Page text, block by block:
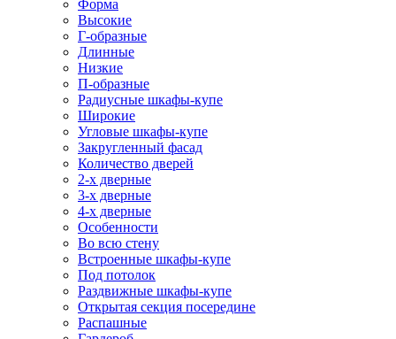
Форма
Высокие
Г-образные
Длинные
Низкие
П-образные
Радиусные шкафы-купе
Широкие
Угловые шкафы-купе
Закругленный фасад
Количество дверей
2-х дверные
3-х дверные
4-х дверные
Особенности
Во всю стену
Встроенные шкафы-купе
Под потолок
Раздвижные шкафы-купе
Открытая секция посередине
Распашные